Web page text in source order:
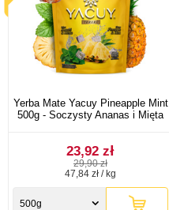
Yerba Mate Yacuy Pineapple Mint
500g - Soczysty Ananas i Mięta
23,92 zł
29,90 zł
47,84 zł / kg
500g